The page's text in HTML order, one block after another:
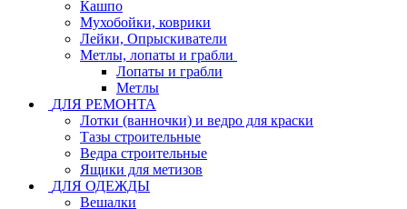
Кашпо
Мухобойки, коврики
Лейки, Опрыскиватели
Метлы, лопаты и грабли
Лопаты и грабли
Метлы
ДЛЯ РЕМОНТА
Лотки (ванночки) и ведро для краски
Тазы строительные
Ведра строительные
Ящики для метизов
ДЛЯ ОДЕЖДЫ
Вешалки